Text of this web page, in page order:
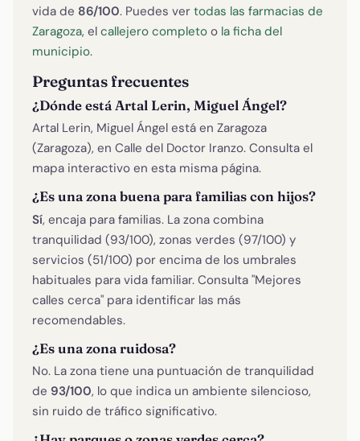
vida de 86/100. Puedes ver todas las farmacias de
Zaragoza, el callejero completo o la ficha del
municipio.
Preguntas frecuentes
¿Dónde está Artal Lerin, Miguel Ángel?
Artal Lerin, Miguel Ángel está en Zaragoza
(Zaragoza), en Calle del Doctor Iranzo. Consulta el
mapa interactivo en esta misma página.
¿Es una zona buena para familias con hijos?
Sí, encaja para familias. La zona combina
tranquilidad (93/100), zonas verdes (97/100) y
servicios (51/100) por encima de los umbrales
habituales para vida familiar. Consulta "Mejores
calles cerca" para identificar las más
recomendables.
¿Es una zona ruidosa?
No. La zona tiene una puntuación de tranquilidad
de 93/100, lo que indica un ambiente silencioso,
sin ruido de tráfico significativo.